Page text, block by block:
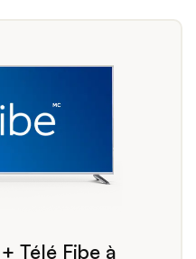
Télé Fibe à